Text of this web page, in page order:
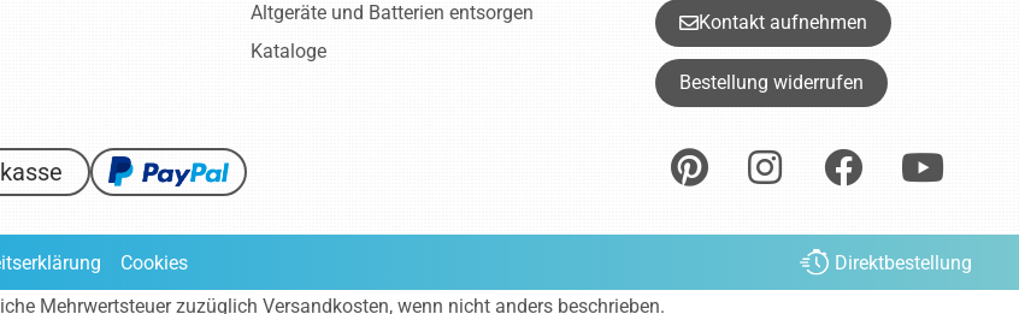
Kontakt aufnehmen
Bestellung widerrufen
Altgeräte und Batterien entsorgen
Kataloge
Cookies
Direktbestellung
Mehrwertsteuer zuzüglich Versandkosten, wenn nicht anders beschrieben.